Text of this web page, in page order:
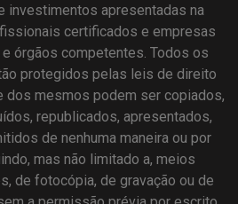
investimentos apresentadas na
certificados e empresas
e órgãos competentes. Todos os
protegidos pelas leis de direito
dos mesmos podem ser copiados,
republicados, apresentados,
de nenhuma maneira ou por
mas não limitado a, meios
de fotocópia, de gravação ou de